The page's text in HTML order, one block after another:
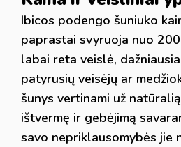
Ibicos podengo šuniuko
paprastai svyruoja nuo
labai reta veislė,
patyrusių veisėjų ar
šunys vertinami už
ištvermę ir gebėjimą
savo nepriklausomybės jie